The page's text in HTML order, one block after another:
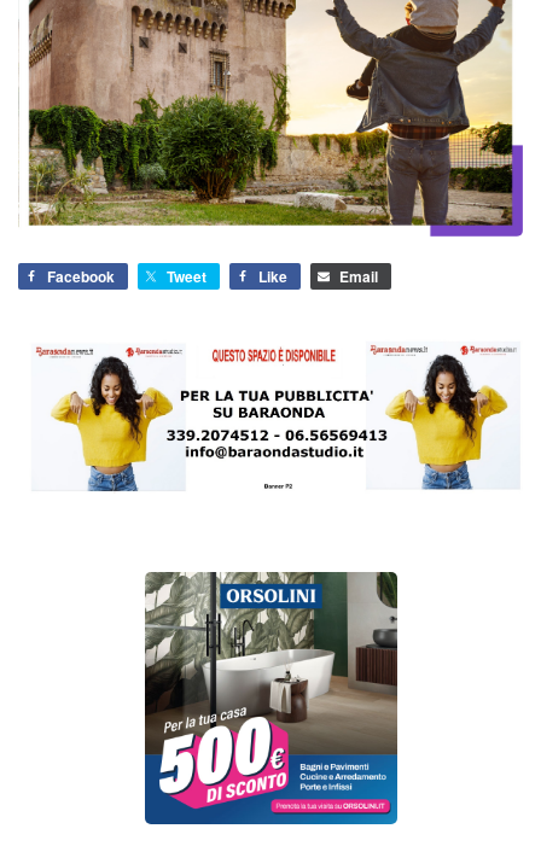
Facebook Tweet Like Email